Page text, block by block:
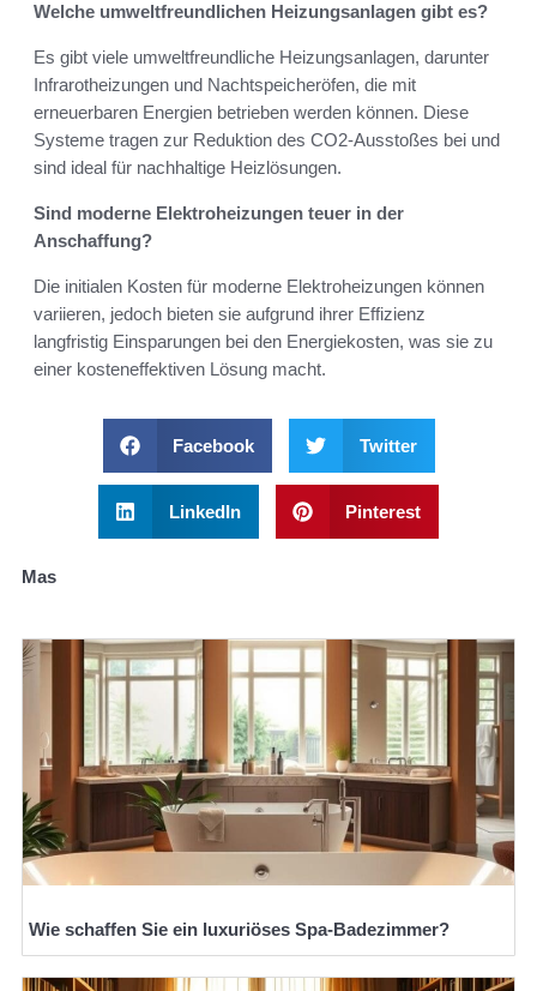
Welche umweltfreundlichen Heizungsanlagen gibt es?
Es gibt viele umweltfreundliche Heizungsanlagen, darunter
Infrarotheizungen und Nachtspeicheröfen, die mit
erneuerbaren Energien betrieben werden können. Diese
Systeme tragen zur Reduktion des CO2-Ausstoßes bei und
sind ideal für nachhaltige Heizlösungen.
Sind moderne Elektroheizungen teuer in der
Anschaffung?
Die initialen Kosten für moderne Elektroheizungen können
variieren, jedoch bieten sie aufgrund ihrer Effizienz
langfristig Einsparungen bei den Energiekosten, was sie zu
einer kosteneffektiven Lösung macht.
Facebook Twitter
LinkedIn Pinterest
Mas
Wie schaffen Sie ein luxuriöses Spa-Badezimmer?